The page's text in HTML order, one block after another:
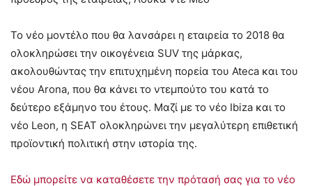
Το νέο μοντέλο που θα λανσάρει η εταιρεία το 2018 θα
ολοκληρώσει την οικογένεια SUV της μάρκας,
ακολουθώντας την επιτυχημένη πορεία του Ateca και του
νέου Arona, που θα κάνει το ντεμπούτο του κατά το
δεύτερο εξάμηνο του έτους. Μαζί με το νέο Ibiza και το
νέο Leon, η SEAT ολοκληρώνει την μεγαλύτερη επιθετική
προϊοντική πολιτική στην ιστορία της.
Εδώ μπορείτε να καταθέσετε την πρότασή σας για το νέο